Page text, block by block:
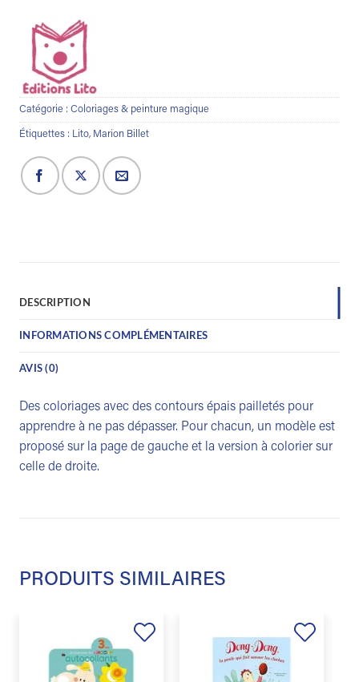
ans
Catégorie : Coloriages & peinture magique
Étiquettes : Lito, Marion Billet
DESCRIPTION
INFORMATIONS COMPLÉMENTAIRES
AVIS (0)
Des coloriages avec des contours épais pailletés pour
apprendre à ne pas dépasser. Pour chacun, un modèle est
proposé sur la page de gauche et la version à colorier sur
celle de droite.
PRODUITS SIMILAIRES
Ajouter